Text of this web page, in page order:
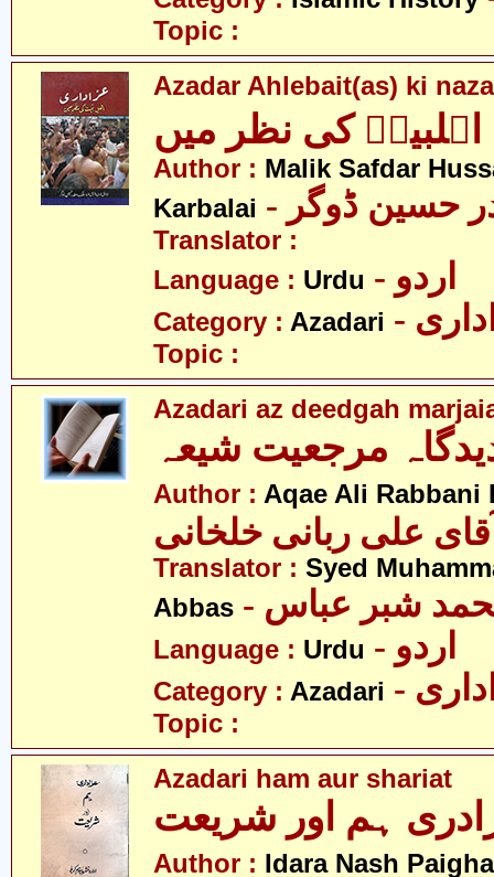
Topic :
Azadar Ahlebait(as) ki
اہلبیتؑ کی نظر میں
Author : Malik Safdar
Karbalai
حسین ڈوگر
Translator :
Language : Urdu - اردو
Category : Azadari
Topic :
Azadari az deedgah
مرجعیت شیعہ
Author : Aqae Ali Rabbani
علی ربانی خلخانی
Translator : Syed
Abbas
شبر عباس
Language : Urdu - اردو
Category : Azadari
Topic :
Azadari ham aur shariat
ہم اور شریعت
Author : Idara Nash